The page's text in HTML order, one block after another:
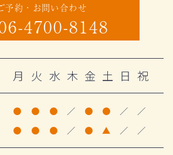
予約・お問い合わせ
4700-8148
月 火 水 木 金 土 日 祝
● ● ● ／ ● ● ／ ／
● ● ● ／ ● ▲ ／ ／